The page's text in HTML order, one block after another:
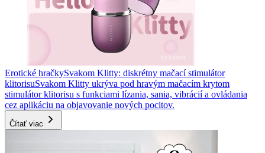
Erotické hračkySvakom Klitty: diskrétny mačací stimulátor
klitorisuSvakom Klitty ukrýva pod hravým mačacím krytom
stimulátor klitorisu s funkciami lízania, sania, vibrácií a ovládania
cez aplikáciu na objavovanie nových pocitov.
Čítať viac